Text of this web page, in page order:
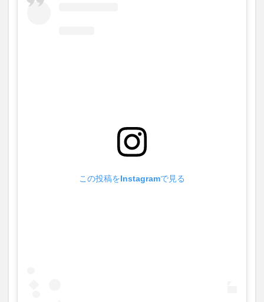
この投稿をInstagramで見る